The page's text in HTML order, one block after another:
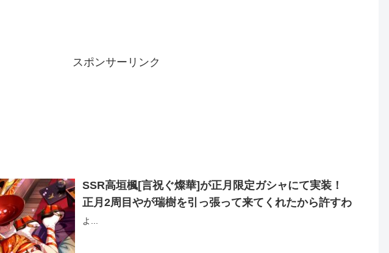
スポンサーリンク
SSR高垣楓[言祝ぐ燦華]が正月限定ガシャにて実装！
正月2周目やが瑞樹を引っ張って来てくれたから許すわ
よ...